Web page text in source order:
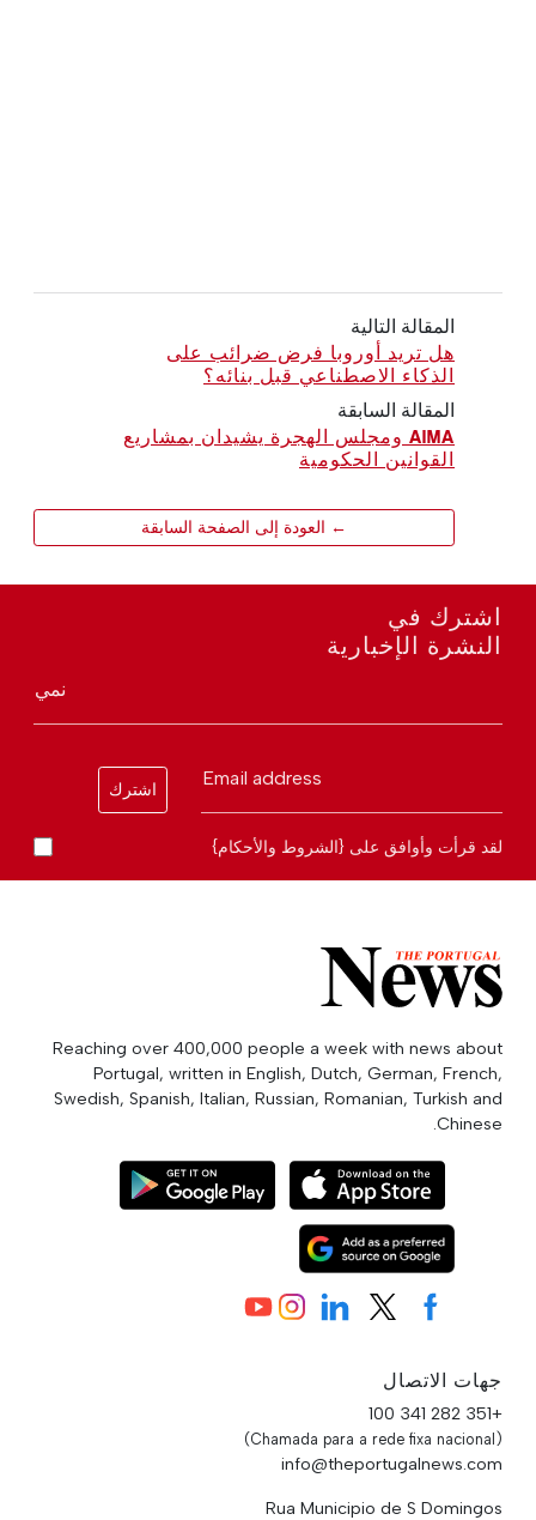
المقالة التالية
هل تريد أوروبا فرض ضرائب على
الذكاء الاصطناعي قبل بنائه؟
المقالة السابقة
AIMA ومجلس الهجرة يشيدان بمشاريع
القوانين الحكومية
← العودة إلى الصفحة السابقة
اشترك في
النشرة الإخبارية
نمي
Email address
اشترك
لقد قرأت وأوافق على {الشروط والأحكام}
Reaching over 400,000 people a week with news about
Portugal, written in English, Dutch, German, French,
Swedish, Spanish, Italian, Russian, Romanian, Turkish and
Chinese.
جهات الاتصال
+351 282 341 100
(Chamada para a rede fixa nacional)
info@theportugalnews.com
Rua Municipio de S Domingos